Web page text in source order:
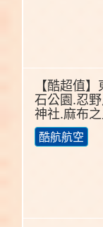
【酷超值
石公園.忍
神社.麻布
酷航航空